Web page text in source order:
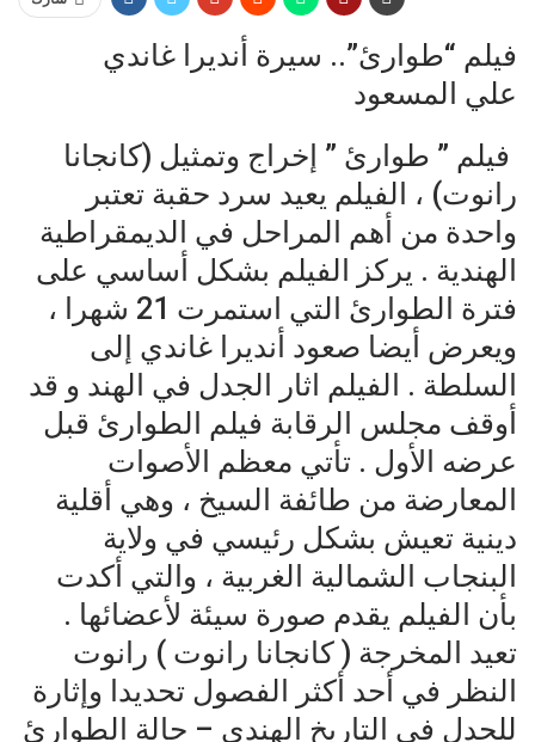
فيلم “طوارئ”.. سيرة أنديرا غاندي
علي المسعود
‏ فيلم ” طوارئ ” إخراج وتمثيل (كانجانا
رانوت) ، الفيلم يعيد سرد حقبة تعتبر
واحدة من أهم المراحل في الديمقراطية
الهندية . يركز الفيلم بشكل أساسي على
فترة الطوارئ التي استمرت 21 شهرا ،
ويعرض أيضا صعود أنديرا غاندي إلى
السلطة . الفيلم اثار الجدل في الهند و قد
أوقف مجلس الرقابة فيلم الطوارئ قبل
عرضه الأول . تأتي معظم الأصوات
المعارضة من طائفة السيخ ، وهي أقلية
دينية تعيش بشكل رئيسي في ولاية
البنجاب الشمالية الغربية ، والتي أكدت
بأن الفيلم يقدم صورة سيئة لأعضائها .
‏تعيد المخرجة ( كانجانا رانوت ) رانوت‏‏
النظر في أحد أكثر الفصول تحديدا وإثارة
للجدل في التاريخ الهندي – حالة الطوارئ